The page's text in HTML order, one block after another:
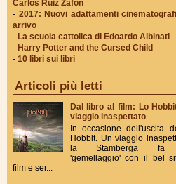
Carlos Ruiz Zafon
- 2017: Nuovi adattamenti
arrivo
- La scuola cattolica di Edoardo Albinati
- Harry Potter and the Cursed Child
- 10 libri sui libri
Articoli più letti
Dal libro al film: Lo
viaggio inaspettato
In occasione dell'uscita
Hobbit. Un viaggio
la Stamberga fa
'gemellaggio' con il bel
film e ser...